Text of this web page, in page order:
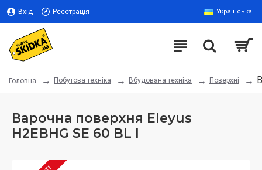
Вхід Реєстрація Українська
Головна Побутова техніка Вбудована техніка Поверхні
Варочна поверхня Eleyus
H2EBHG SE 60 BL I